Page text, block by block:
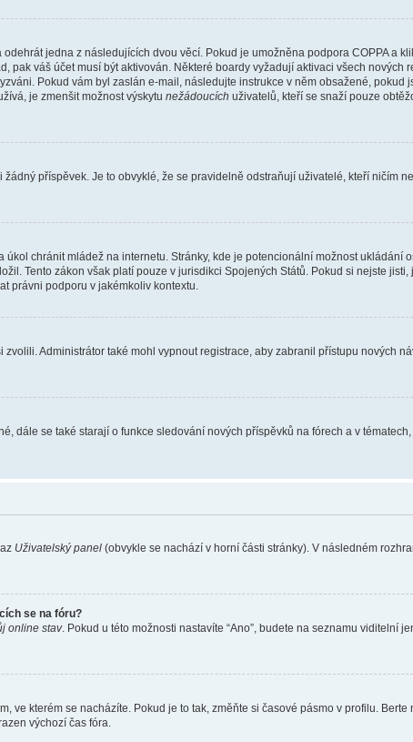
jedna z následujících dvou věcí. Pokud je umožněna podpora COPPA a
pak váš účet musí být aktivován. Některé boardy vyžadují aktivaci všech nových
Pokud vám byl zaslán e-mail, následujte instrukce v něm obsažené, pokud
je zmenšit možnost výskytu nežádoucích uživatelů, kteří se snaží pouze
příspěvek. Je to obvyklé, že se pravidelně odstraňují uživatelé, kteří ničím
chránit mládež na internetu. Stránky, kde je potencionální možnost ukládání
Tento zákon však platí pouze v jurisdikci Spojených Států. Pokud si nejste jisti,
právni podporu v jakémkoliv kontextu.
Administrátor také mohl vypnout registrace, aby zabranil přístupu nových
dále se také starají o funkce sledování nových příspěvků na fórech a v
Uživatelský panel (obvykle se nachází v horní části stránky). V následném
se na fóru?
online stav. Pokud u této možnosti nastavíte “Ano”, budete na seznamu viditelní
ve kterém se nacházíte. Pokud je to tak, změňte si časové pásmo v profilu. Berte
výchozí čas fóra.